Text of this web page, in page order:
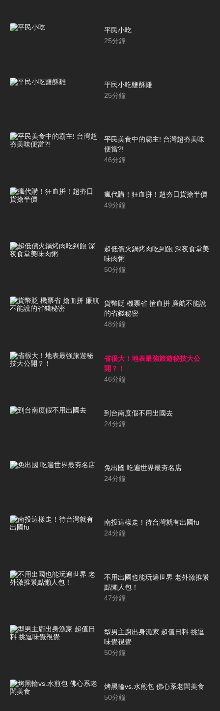
平民小吃
25分鐘
平民小吃鹽酥雞
25分鐘
平民美食中的霸主! 台灣超夯美味
便當?!
46分鐘
瘋代購！狂血拼！超夯日貨搶半價
49分鐘
超低價火鍋烤肉吃到飽 深夜食堂美
味肉粥
50分鐘
貨幣貶 機票省 搶血拼 廉航不能說
的省錢秘密
48分鐘
省很大！地表最強旅遊秘技大公
開？！
46分鐘
到台南度假不用出國去
24分鐘
免出國 吃遍世界最夯名店
24分鐘
南投這樣走！待台灣就有出國fu
24分鐘
不用出國也能玩遍世界 老外激推景
點懶人包！
47分鐘
型男主廚出身漁家 超值日料 挑逗
味覺視覺
50分鐘
烤黑輪vs.水煎包 佛心系老闆美食
50分鐘